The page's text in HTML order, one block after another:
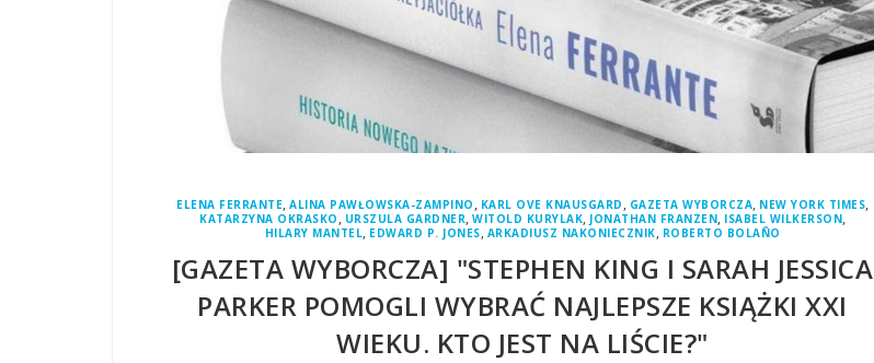
ELENA FERRANTE, ALINA PAWŁOWSKA-ZAMPINO , KARL OVE KNAUSGARD , GAZETA WYBORCZA, NEW YORK TIMES,
KATARZYNA OKRASKO , URSZULA GARDNER, WITOLD KURYLAK, JONATHAN FRANZEN, ISABEL WILKERSON,
HILARY MANTEL, EDWARD P. JONES, ARKADIUSZ NAKONIECZNIK, ROBERTO BOLAÑO
[GAZETA WYBORCZA] "STEPHEN KING I SARAH JESSICA
PARKER POMOGLI WYBRAĆ NAJLEPSZE KSIĄŻKI XXI
WIEKU. KTO JEST NA LIŚCIE?"